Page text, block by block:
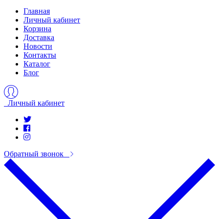
Главная
Личный кабинет
Корзина
Доставка
Новости
Контакты
Каталог
Блог
Личный кабинет
Обратный звонок